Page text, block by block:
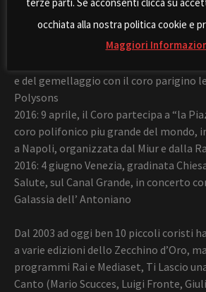
presenza del Capo dello Stato Sergio
occasione della Giornata della Legalità.
2015: 14 luglio, Concerto a Parigi
e del gemellaggio con il coro parigino
Polysons
2016: 9 aprile, il Coro partecipa a “la
coro polifonico piu grande del mondo,
a Napoli, organizzata dal Miur e dalla
2016: 4 giugno Venezia, gradinata
Salute, sul Canal Grande, in concerto
Galassia dell’ Antoniano
Dal 2003 ad oggi ben 10 piccoli coristi
a varie edizioni dello Zecchino d’Oro,
programmi Rai e Mediaset, Ti Lascio
Canto (Mario Scucces, Luigi Fronte,
terze parti. Se acconsenti clicca su
occhiata alla nostra politica cookie e
Maggiori